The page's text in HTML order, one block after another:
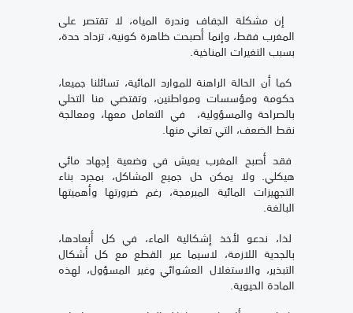
إن مشكلة الجفاف وندرة المياه، لا تقتصر على
المغرب فقط، وإنما أصبحت ظاهرة كونية، تزداد حدة،
بسبب التغيرات المناخية.
كما أن الحالة الراهنة للموارد المائية، تسائلنا جميعا،
حكومة ومؤسسات ومواطنين، وتقتضي منا التحلي
بالصراحة والمسؤولية، في التعامل معها، ومعالجة
نقط الضعف، التي تعاني منها.
فقد أصبح المغرب يعيش في وضعية إجهاد مائي
هيكلي. ولا يمكن حل جميع المشاكل، بمجرد بناء
التجهيزات المائية المبرمجة، رغم ضرورتها وأهميتها
البالغة.
لذا، ندعو لأخذ إشكالية الماء، في كل أبعادها،
بالجدية اللازمة، لاسيما عبر القطع مع كل أشكال
التبذير، والاستغلال العشوائي وغير المسؤول، لهذه
المادة الحيوية.